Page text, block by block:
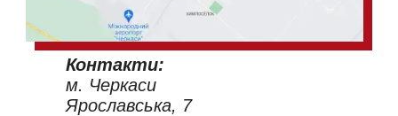
Контакти:
м. Черкаси
Ярославська, 7